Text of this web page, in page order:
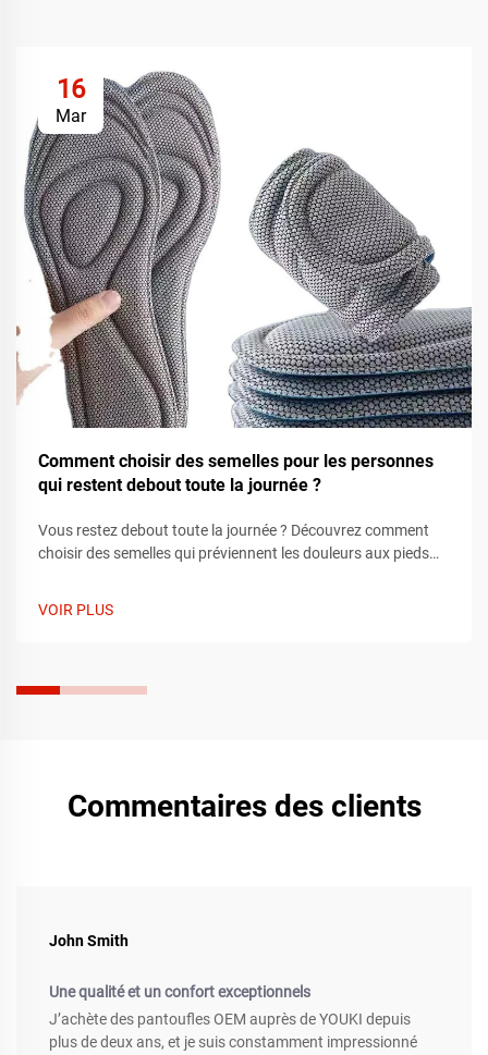
16
Mar
Comment choisir des semelles pour les personnes
qui restent debout toute la journée ?
Vous restez debout toute la journée ? Découvrez comment
choisir des semelles qui préviennent les douleurs aux pieds
VOIR PLUS
Commentaires des clients
John Smith
Une qualité et un confort exceptionnels
J’achète des pantoufles OEM auprès de YOUKI depuis
plus de deux ans, et je suis constamment impressionné